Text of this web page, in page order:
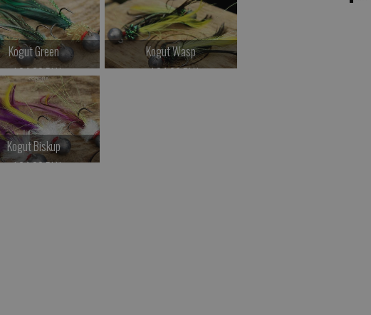
Kup teraz > Kup teraz >
Kogut Green
od 24.00 PLN
Kup teraz >
Kogut Wasp
od 24.00 PLN
Kogut Biskup
od 24.00 PLN